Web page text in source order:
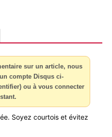
sur un article, nous
compte Disqus ci-
ou à vous connecter
Soyez courtois et évitez